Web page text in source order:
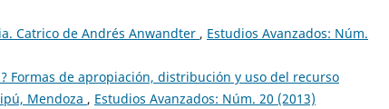
Catrico de Andrés Anwandter , Estudios Avanzados: Núm.
Formas de apropiación, distribución y uso del recurso
Mendoza , Estudios Avanzados: Núm. 20 (2013)